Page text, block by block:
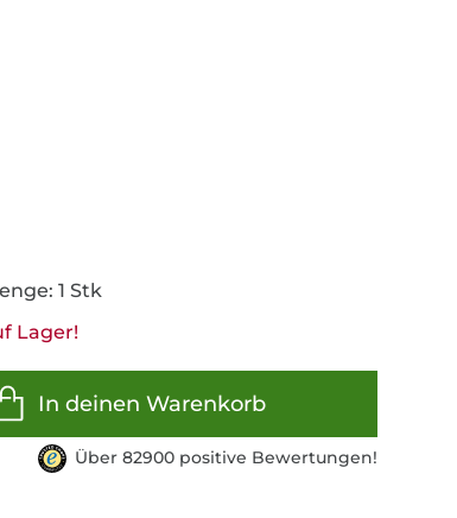
1 Stk
Lager!
In deinen Warenkorb
Über 82900 positive Bewertungen!